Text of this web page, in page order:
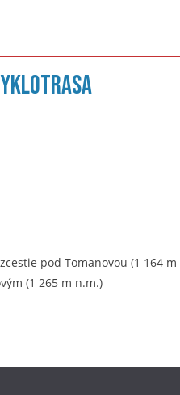
pod Tomanovou (1 164 m
(1 265 m n.m.)